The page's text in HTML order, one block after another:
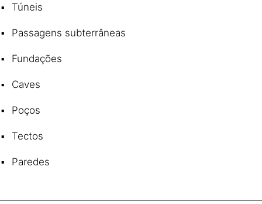
Túneis
Passagens subterrâneas
Fundações
Caves
Poços
Tectos
Paredes